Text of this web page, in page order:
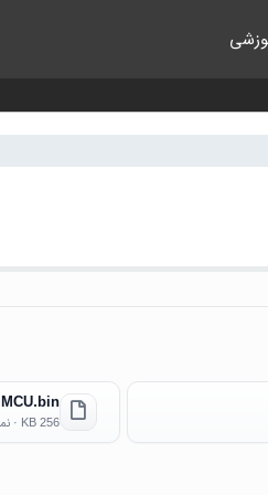
MCU.bin
256 KB · نمایش‌ها: 3